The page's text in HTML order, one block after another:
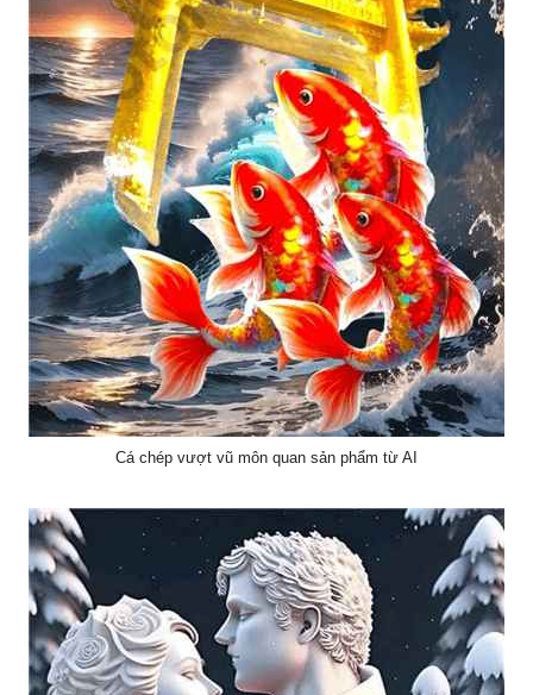
Cá chép vượt vũ môn quan sản phẩm từ AI